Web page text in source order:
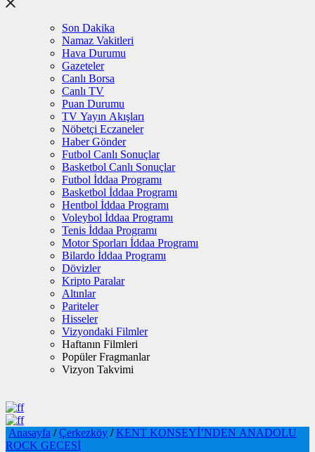
Son Dakika
Namaz Vakitleri
Hava Durumu
Gazeteler
Canlı Borsa
Canlı TV
Puan Durumu
TV Yayın Akışları
Nöbetçi Eczaneler
Haber Gönder
Futbol Canlı Sonuçlar
Basketbol Canlı Sonuçlar
Futbol İddaa Programı
Basketbol İddaa Programı
Hentbol İddaa Programı
Voleybol İddaa Programı
Tenis İddaa Programı
Motor Sporları İddaa Programı
Bilardo İddaa Programı
Dövizler
Kripto Paralar
Altınlar
Pariteler
Hisseler
Vizyondaki Filmler
Haftanın Filmleri
Popüler Fragmanlar
Vizyon Takvimi
Anasayfa / Çerkezköy / KENT KONSEYİ’NDEN ANADOLU
ROCK GECESİ